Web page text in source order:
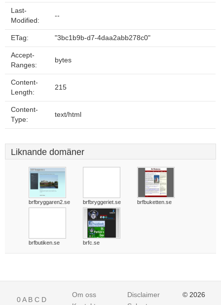
Last-
Modified:
--
ETag: "3bc1b9b-d7-4daa2abb278c0"
Accept-
Ranges:
bytes
Content-
Length:
215
Content-
Type:
text/html
Liknande domäner
brfbryggaren2.se brfbryggeriet.se brfbuketten.se
brfbutiken.se brfc.se
0A B C D
Om oss
Disclaimer
© 2026